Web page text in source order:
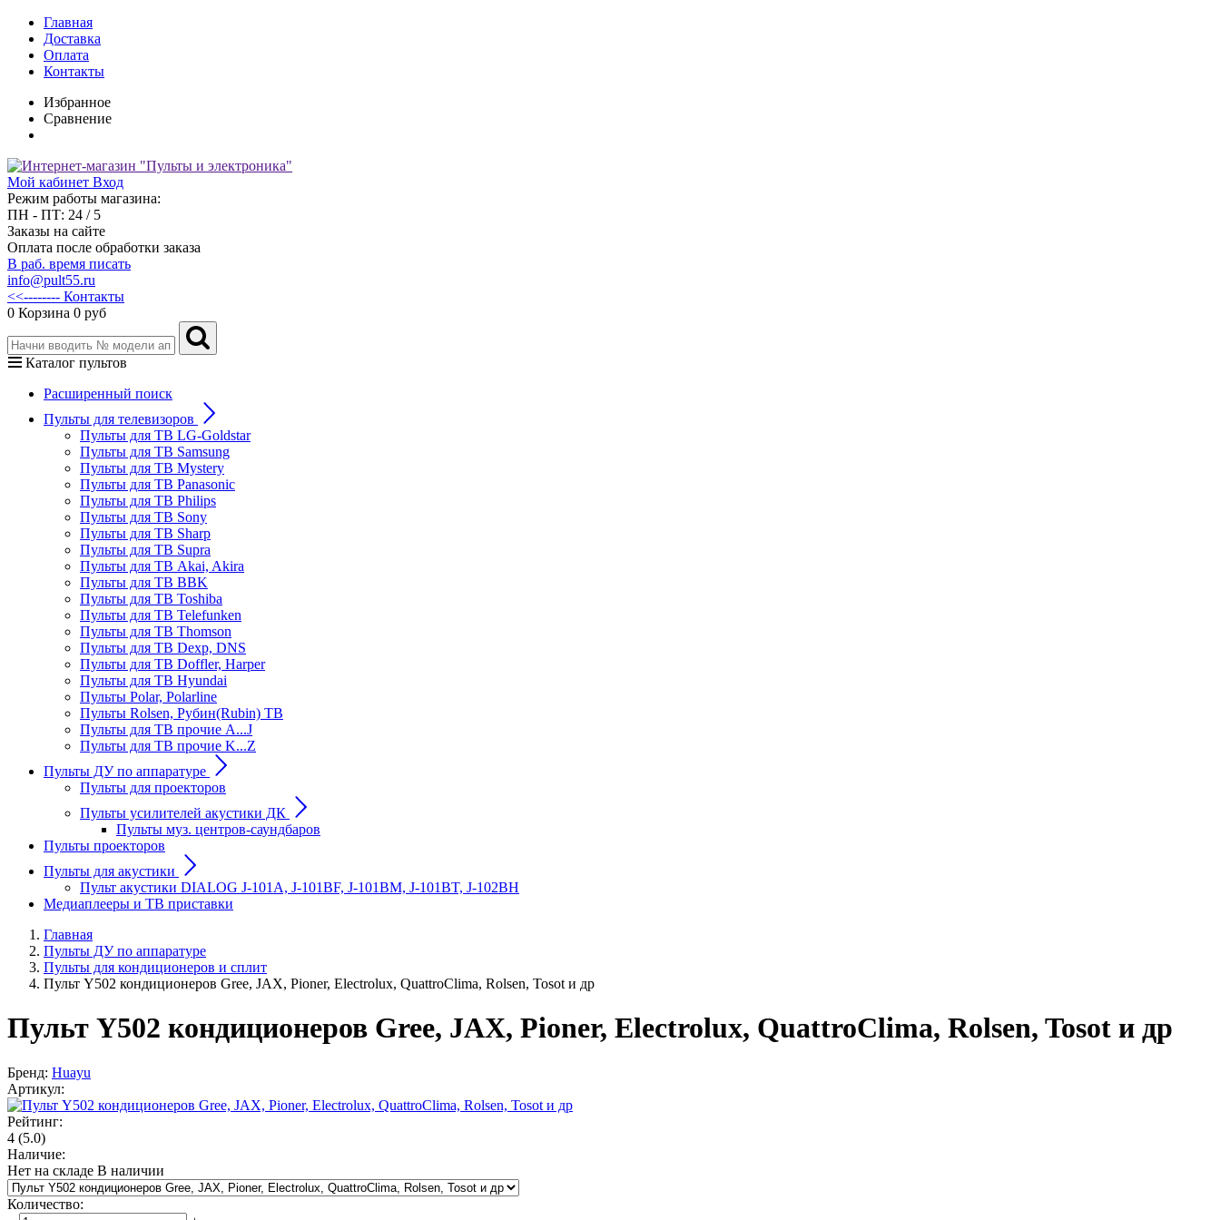
Главная
Доставка
Оплата
Контакты
Избранное
Сравнение
Мой кабинет Вход
Режим работы магазина:
ПН - ПТ: 24 / 5
Заказы на сайте
Оплата после обработки заказа
В раб. время писать
info@pult55.ru
<<-------- Контакты
0 Корзина 0 руб
Каталог пультов
Расширенный поиск
Пульты для телевизоров
Пульты для ТВ LG-Goldstar
Пульты для ТВ Samsung
Пульты для ТВ Mystery
Пульты для ТВ Panasonic
Пульты для ТВ Philips
Пульты для ТВ Sony
Пульты для ТВ Sharp
Пульты для ТВ Supra
Пульты для ТВ Akai, Akira
Пульты для ТВ BBK
Пульты для ТВ Toshiba
Пульты для ТВ Telefunken
Пульты для ТВ Thomson
Пульты для ТВ Dexp, DNS
Пульты для ТВ Doffler, Harper
Пульты для ТВ Hyundai
Пульты Polar, Polarline
Пульты Rolsen, Рубин(Rubin) ТВ
Пульты для ТВ прочие A...J
Пульты для ТВ прочие K...Z
Пульты ДУ по аппаратуре
Пульты для проекторов
Пульты усилителей акустики ДК
Пульты муз. центров-саундбаров
Пульты проекторов
Пульты для акустики
Пульт акустики DIALOG J-101A, J-101BF, J-101BM, J-101BT, J-102BH
Медиаплееры и ТВ приставки
Главная
Пульты ДУ по аппаратуре
Пульты для кондиционеров и сплит
Пульт Y502 кондиционеров Gree, JAX, Pioner, Electrolux, QuattroClima, Rolsen, Tosot и др
Пульт Y502 кондиционеров Gree, JAX, Pioner, Electrolux, QuattroClima, Rolsen, Tosot и др
Бренд: Huayu
Артикул:
Рейтинг:
4 (5.0)
Наличие:
Нет на складе В наличии
Количество: